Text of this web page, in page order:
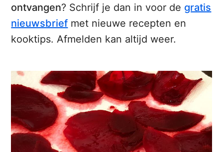
ontvangen? Schrijf je dan in voor de gratis
nieuwsbrief met nieuwe recepten en
kooktips. Afmelden kan altijd weer.